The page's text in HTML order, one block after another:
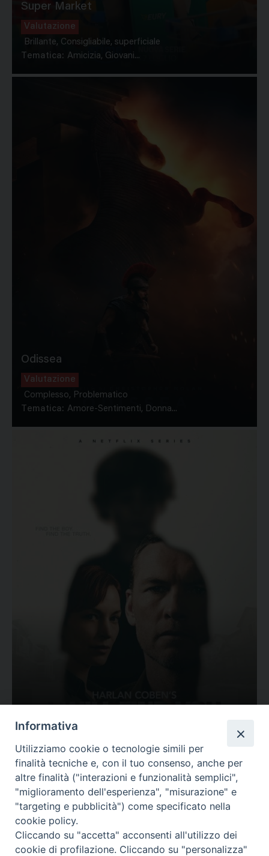
Super Market
Valutazione
Brillante, Consigliabile, superficiale
Tematica: Amicizia, Giovani...
Odissea
Valutazione
Complesso, Problematico
Tematica: Amore-Sentimenti, Donna...
Valutazione
Complesso, Problematico
Tematica: Amore-Sentimenti, Carcere...
Informativa
Utilizziamo cookie o tecnologie simili per
finalità tecniche e, con il tuo consenso, anche per
altre finalità ("interazioni e funzionalità semplici",
"miglioramento dell'esperienza", "misurazione" e
"targeting e pubblicità") come specificato nella
cookie policy.
Cliccando su "accetta" acconsenti all'utilizzo dei
cookie di profilazione. Cliccando su "personalizza"